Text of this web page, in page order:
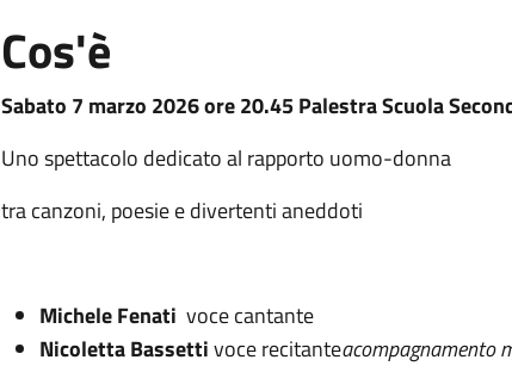
Cos'è
Sabato 7 marzo 2026 ore 20.45 Palestra Scuola
Uno spettacolo dedicato al rapporto uomo-donna
tra canzoni, poesie e divertenti aneddoti
Michele Fenati voce cantante
Nicoletta Bassettivoce recitanteacompagnamento